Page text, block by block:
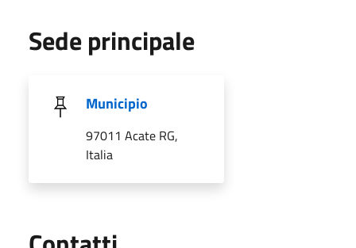
Sede principale
Municipio
97011 Acate RG,
Italia